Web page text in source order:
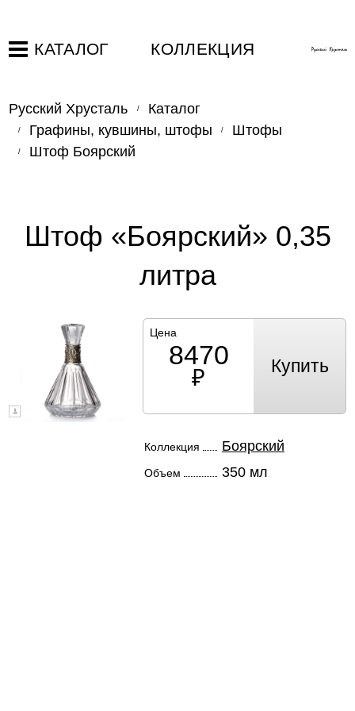
КАТАЛОГ КОЛЛЕКЦИЯ
Русский Хрусталь
Каталог
Графины, кувшины, штофы
Штофы
Штоф Боярский
Штоф «Боярский» 0,35
литра
Цена
8470 Купить
Коллекция Боярский
Объем 350 мл